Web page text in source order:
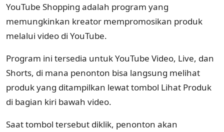
YouTube Shopping adalah program yang
memungkinkan kreator mempromosikan produk
melalui video di YouTube.
Program ini tersedia untuk YouTube Video, Live, dan
Shorts, di mana penonton bisa langsung melihat
produk yang ditampilkan lewat tombol Lihat Produk
di bagian kiri bawah video.
Saat tombol tersebut diklik, penonton akan